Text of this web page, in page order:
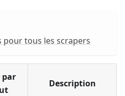
tous les scrapers
par
Description